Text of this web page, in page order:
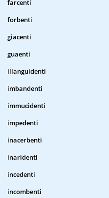
farcenti
forbenti
giacenti
guaenti
illanguidenti
imbandenti
immucidenti
impedenti
inacerbenti
inaridenti
incedenti
incombenti